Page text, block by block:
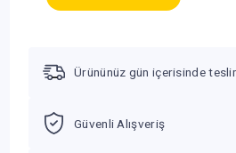
Ürününüz gün içerisinde
Güvenli Alışveriş